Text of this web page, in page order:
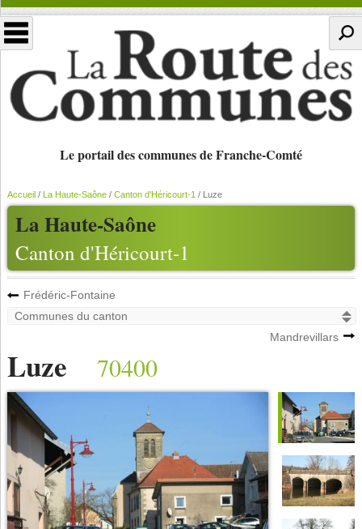
Le portail des communes de Franche-Comté
La Haute-Saône
Canton d'Héricourt-1
Accueil/ La Haute-Saône/ Canton d'Héricourt-1 / Luze
Frédéric-Fontaine
Mandrevillars
Luze 70400